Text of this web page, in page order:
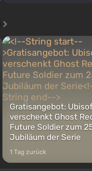
Gratisangebot:
verschenkt Ghost
Future Soldier zum
Jubiläum der Serie
1 Tag zurück